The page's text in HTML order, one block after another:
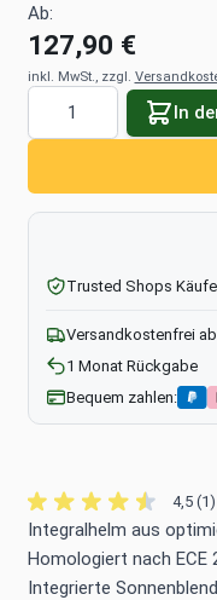
4,5 (1)
Integralhelm aus
Homologiert nach ECE
Integrierte
Ab:
127,90 €
inkl. MwSt., zzgl.
In
Trusted Shops
Versandkostenfrei
1 Monat Rückgabe
Bequem zahlen: